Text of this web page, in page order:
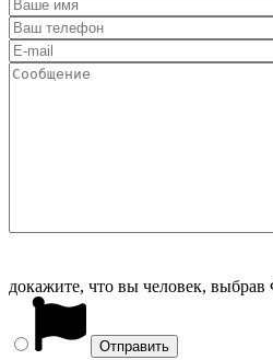
докажите, что вы человек, выбрав